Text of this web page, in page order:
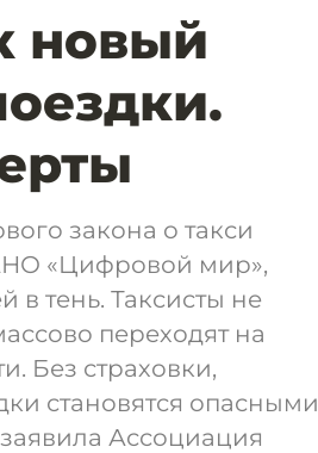
новый
закона о такси
«Цифровой мир»,
в тень. Таксисты не
переходят на
Без страховки,
становятся опасными
Ассоциация